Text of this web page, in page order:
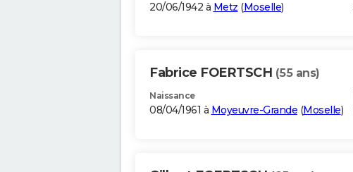
20/06/1942 à Metz (Moselle)
Fabrice FOERTSCH (55 ans)
Naissance
08/04/1961 à Moyeuvre-Grande (Moselle)